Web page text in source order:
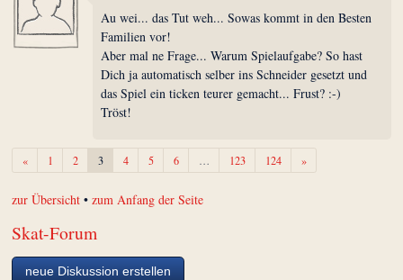
Au wei... das Tut weh... Sowas kommt in den Besten
Familien vor!
Aber mal ne Frage... Warum Spielaufgabe? So hast
Dich ja automatisch selber ins Schneider gesetzt und
das Spiel ein ticken teurer gemacht... Frust? :-)
Tröst!
«Zurück1 2 3 4 5 6 … 123 124 »Weiter
zur Übersicht •zum Anfang der Seite
Skat-Forum
neue Diskussion erstellen